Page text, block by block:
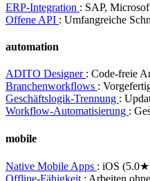
ERP-Integration : SAP,
Offene API : Umfangreiche
automation
ADITO Designer : Code-freie
Branchenworkflows :
Geschäftslogik-Trennung :
Workflow-Automatisierung :
mobile
Native Mobile Apps : iOS
Offline-Fähigkeit : Arbeiten